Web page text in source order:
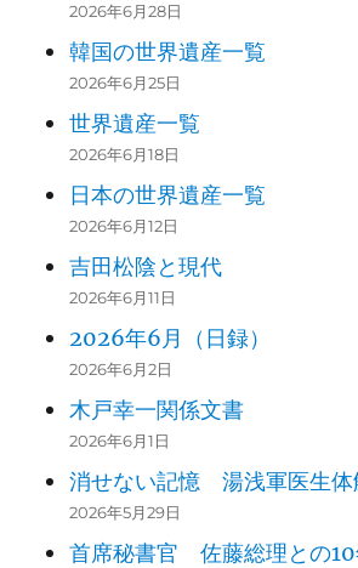
2026年6月28日
韓国の世界遺産一覧
2026年6月25日
世界遺産一覧
2026年6月18日
日本の世界遺産一覧
2026年6月12日
吉田松陰と現代
2026年6月11日
2026年6月（日録）
2026年6月2日
木戸幸一関係文書
2026年6月1日
消せない記憶 湯浅軍医生体
2026年5月29日
首席秘書官 佐藤総理との10